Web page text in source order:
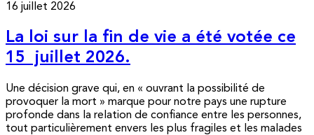
16 juillet 2026
La loi sur la fin de vie a été votée ce
15 juillet 2026.
Une décision grave qui, en « ouvrant la possibilité de
provoquer la mort » marque pour notre pays une rupture
profonde dans la relation de confiance entre les personnes,
tout particulièrement envers les plus fragiles et les malades